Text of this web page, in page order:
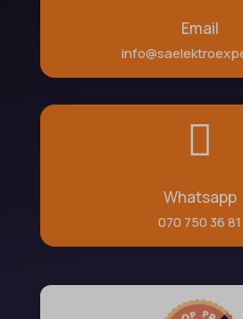
Email

Whatsapp
070 750 36 81